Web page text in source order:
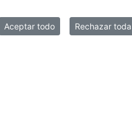
Aceptar todo Rechazar